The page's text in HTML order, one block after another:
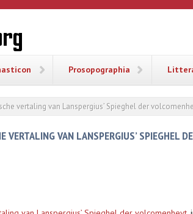
Prosopographia
vertaling van Lanspergius’ Spieghel der
VERTALING VAN LANSPERGIUS’ SPIEGHEL